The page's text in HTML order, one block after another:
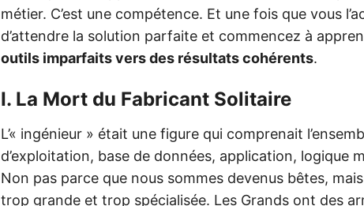
métier. C’est une compétence. Et une fois que vous
d’attendre la solution parfaite et commencez à
outils imparfaits vers des résultats cohérents.
I. La Mort du Fabricant Solitaire
L’« ingénieur » était une figure qui comprenait
d’exploitation, base de données, application, logique
Non pas parce que nous sommes devenus bêtes,
trop grande et trop spécialisée. Les Grands ont des